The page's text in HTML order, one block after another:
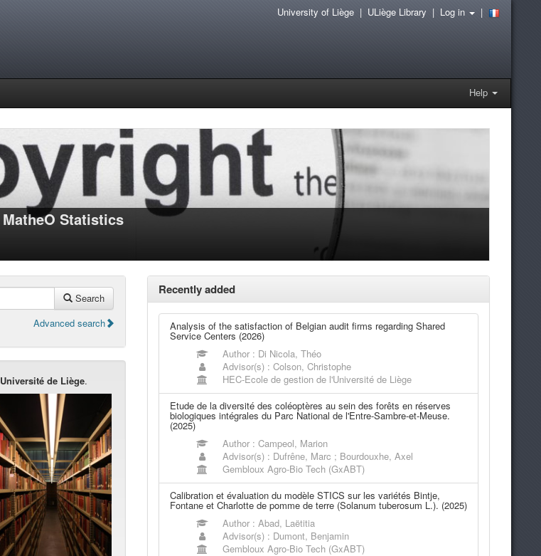
Help
University of Liège| ULiège Library | Log in |
MatheO Statistics
Search
Advanced search
Université de Liège.
Recently added
Analysis of the satisfaction of Belgian audit firms regarding Shared
Service Centers (2026)
Author : Di Nicola, Théo
Advisor(s) : Colson, Christophe
HEC-Ecole de gestion de l'Université de Liège
Etude de la diversité des coléoptères au sein des forêts en réserves
biologiques intégrales du Parc National de l'Entre-Sambre-et-Meuse.
(2025)
Author : Campeol, Marion
Advisor(s) : Dufrêne, Marc ; Bourdouxhe, Axel
Gembloux Agro-Bio Tech (GxABT)
Calibration et évaluation du modèle STICS sur les variétés Bintje,
Fontane et Charlotte de pomme de terre (Solanum tuberosum L.). (2025)
Author : Abad, Laëtitia
Advisor(s) : Dumont, Benjamin
Gembloux Agro-Bio Tech (GxABT)